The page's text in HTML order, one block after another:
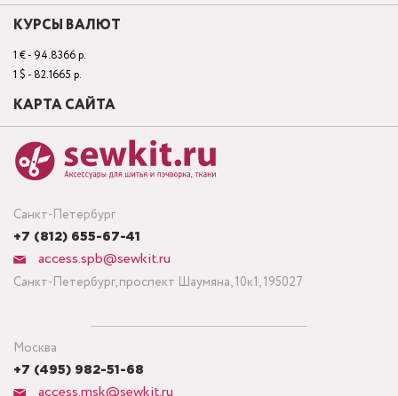
Санкт-Петербург
+7 (812) 655-67-41
access.spb@sewkit.ru
Санкт-Петербург, проспект Шаумяна, 10к1, 195027
Москва
+7 (495) 982-51-68
access.msk@sewkit.ru
КУРСЫ ВАЛЮТ
1 € - 94.8366 р.
1 $ - 82.1665 р.
КАРТА САЙТА